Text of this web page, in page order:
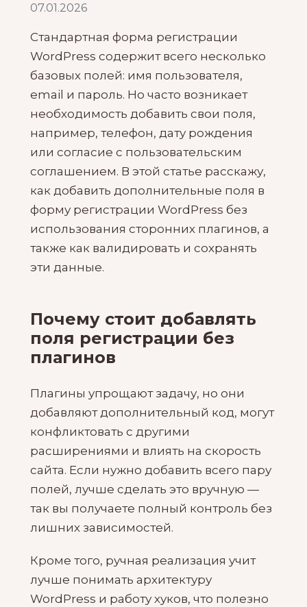
07.01.2026
Стандартная форма регистрации
WordPress содержит всего несколько
базовых полей: имя пользователя,
email и пароль. Но часто возникает
необходимость добавить свои поля,
например, телефон, дату рождения
или согласие с пользовательским
соглашением. В этой статье расскажу,
как добавить дополнительные поля в
форму регистрации WordPress без
использования сторонних плагинов, а
также как валидировать и сохранять
эти данные.
Почему стоит добавлять
поля регистрации без
плагинов
Плагины упрощают задачу, но они
добавляют дополнительный код, могут
конфликтовать с другими
расширениями и влиять на скорость
сайта. Если нужно добавить всего пару
полей, лучше сделать это вручную —
так вы получаете полный контроль без
лишних зависимостей.
Кроме того, ручная реализация учит
лучше понимать архитектуру
WordPress и работу хуков, что полезно